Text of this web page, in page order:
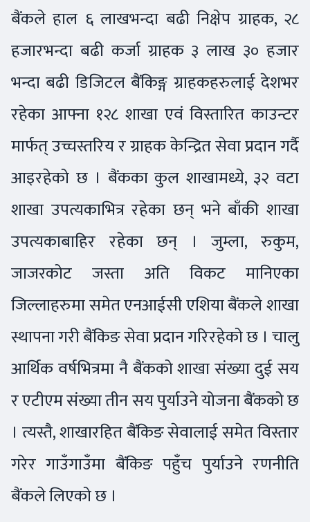
बैंकले हाल ६ लाखभन्दा बढी निक्षेप ग्राहक, २८
हजारभन्दा बढी कर्जा ग्राहक ३ लाख ३० हजार
भन्दा बढी डिजिटल बैंकिङ्ग ग्राहकहरुलाई देशभर
रहेका आफ्ना १२८ शाखा एवं विस्तारित काउन्टर
मार्फत् उच्चस्तरिय र ग्राहक केन्द्रित सेवा प्रदान गर्दै
आइरहेको छ । बैंकका कुल शाखामध्ये, ३२ वटा
शाखा उपत्यकाभित्र रहेका छन् भने बाँकी शाखा
उपत्यकाबाहिर रहेका छन् । जुम्ला, रुकुम,
जाजरकोट जस्ता अति विकट मानिएका
जिल्लाहरुमा समेत एनआईसी एशिया बैंकले शाखा
स्थापना गरी बैंकिङ सेवा प्रदान गरिरहेको छ । चालु
आर्थिक वर्षभित्रमा नै बैंकको शाखा संख्या दुई सय
र एटीएम संख्या तीन सय पुर्याउने योजना बैंकको छ
। त्यस्तै, शाखारहित बैंकिङ सेवालाई समेत विस्तार
गरेर गाउँगाउँमा बैंकिङ पहुँच पुर्याउने रणनीति
बैंकले लिएको छ ।